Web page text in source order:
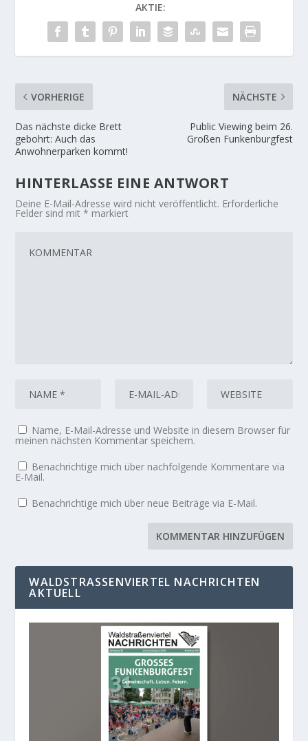
AKTIE:
VORHERIGE
Das nächste dicke Brett
gebohrt: Auch das
Anwohnerparken kommt!
NÄCHSTE
Public Viewing beim 26.
Großen Funkenburgfest
HINTERLASSE EINE ANTWORT
Deine E-Mail-Adresse wird nicht veröffentlicht. Erforderliche
Felder sind mit* markiert
Name, E-Mail-Adresse und Website in diesem Browser für
meinen nächsten Kommentar speichern.
Benachrichtige mich über nachfolgende Kommentare via
E-Mail.
Benachrichtige mich über neue Beiträge via E-Mail.
WALDSTRASSENVIERTEL NACHRICHTEN A
KTUELL